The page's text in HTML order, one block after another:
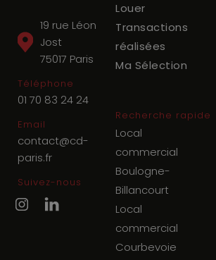
19 rue Léon
Jost
75017 Paris
Téléphone
01 70 83 24 24
Email
contact@cd-
paris.fr
Suivez-nous
Louer
Transactions
réalisées
Ma Sélection
Recherche rapide
Local
commercial
Boulogne-
Billancourt
Local
commercial
Courbevoie